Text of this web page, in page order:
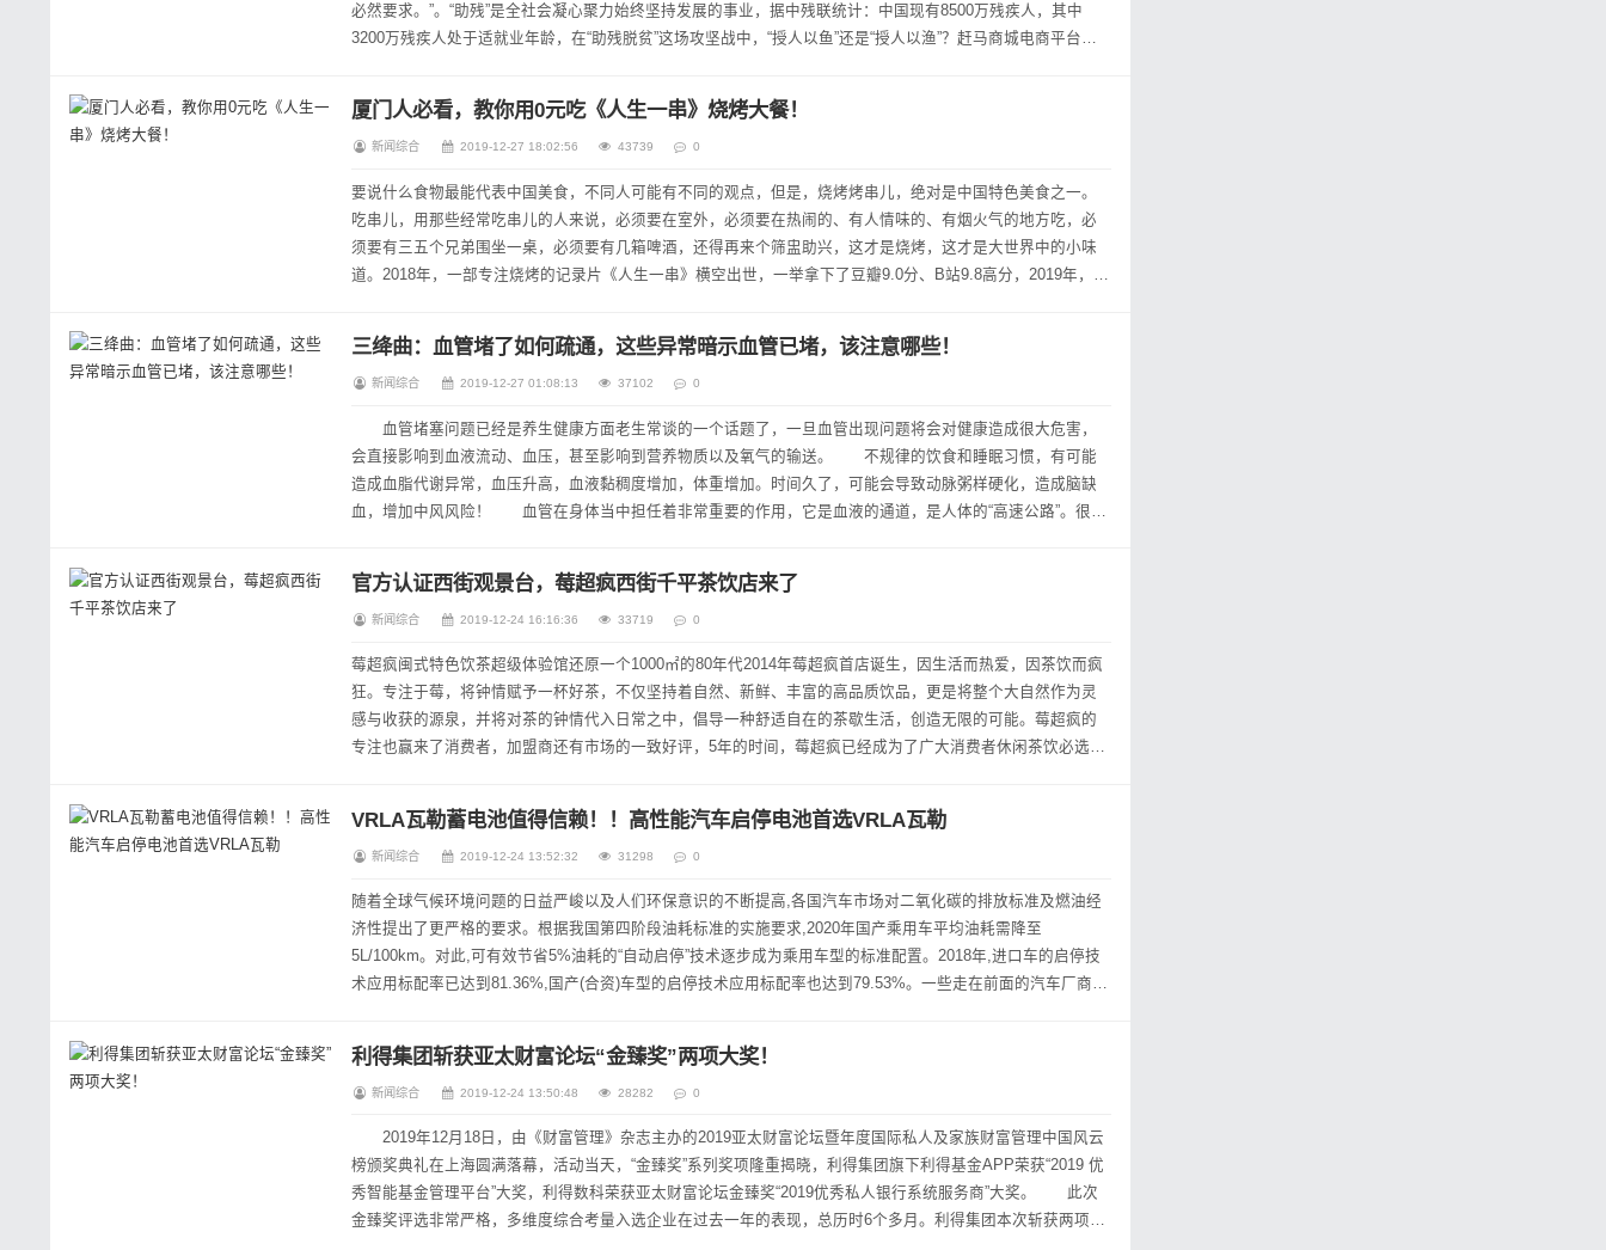
必然要求。”。“助残”是全社会凝心聚力始终坚持发展的事业，据中残联统计：中国现有8500万残疾人，其中
3200万残疾人处于适就业年龄，在“助残脱贫”这场攻坚战中，“授人以鱼”还是“授人以渔”？赶马商城电商平台通
厦门人必看，教你用0元吃《人生一串》烧烤大餐！
新闻综合 2019-12-27 18:02:56 43739 0
要说什么食物最能代表中国美食，不同人可能有不同的观点，但是，烧烤烤串儿，绝对是中国特色美食之一。
吃串儿，用那些经常吃串儿的人来说，必须要在室外，必须要在热闹的、有人情味的、有烟火气的地方吃，必
须要有三五个兄弟围坐一桌，必须要有几箱啤酒，还得再来个筛盅助兴，这才是烧烤，这才是大世界中的小味
道。2018年，一部专注烧烤的记录片《人生一串》横空出世，一举拿下了豆瓣9.0分、B站9.8高分，2019年，第
三绛曲：血管堵了如何疏通，这些异常暗示血管已堵，该注意哪些！
新闻综合 2019-12-27 01:08:13 37102 0
血管堵塞问题已经是养生健康方面老生常谈的一个话题了，一旦血管出现问题将会对健康造成很大危害，
会直接影响到血液流动、血压，甚至影响到营养物质以及氧气的输送。 不规律的饮食和睡眠习惯，有可能
造成血脂代谢异常，血压升高，血液黏稠度增加，体重增加。时间久了，可能会导致动脉粥样硬化，造成脑缺
血，增加中风风险！ 血管在身体当中担任着非常重要的作用，它是血液的通道，是人体的“高速公路”。很多
官方认证西街观景台，莓超疯西街千平茶饮店来了
新闻综合 2019-12-24 16:16:36 33719 0
莓超疯闽式特色饮茶超级体验馆还原一个1000㎡的80年代2014年莓超疯首店诞生，因生活而热爱，因茶饮而疯
狂。专注于莓，将钟情赋予一杯好茶，不仅坚持着自然、新鲜、丰富的高品质饮品，更是将整个大自然作为灵
感与收获的源泉，并将对茶的钟情代入日常之中，倡导一种舒适自在的茶歇生活，创造无限的可能。莓超疯的
专注也赢来了消费者，加盟商还有市场的一致好评，5年的时间，莓超疯已经成为了广大消费者休闲茶饮必选的
VRLA瓦勒蓄电池值得信赖！！高性能汽车启停电池首选VRLA瓦勒
新闻综合 2019-12-24 13:52:32 31298 0
随着全球气候环境问题的日益严峻以及人们环保意识的不断提高,各国汽车市场对二氧化碳的排放标准及燃油经
济性提出了更严格的要求。根据我国第四阶段油耗标准的实施要求,2020年国产乘用车平均油耗需降至
5L/100km。对此,可有效节省5%油耗的“自动启停”技术逐步成为乘用车型的标准配置。2018年,进口车的启停技
术应用标配率已达到81.36%,国产(合资)车型的启停技术应用标配率也达到79.53%。一些走在前面的汽车厂商,
利得集团斩获亚太财富论坛“金臻奖”两项大奖！
新闻综合 2019-12-24 13:50:48 28282 0
2019年12月18日，由《财富管理》杂志主办的2019亚太财富论坛暨年度国际私人及家族财富管理中国风云
榜颁奖典礼在上海圆满落幕，活动当天，“金臻奖”系列奖项隆重揭晓，利得集团旗下利得基金APP荣获“2019 优
秀智能基金管理平台”大奖，利得数科荣获亚太财富论坛金臻奖“2019优秀私人银行系统服务商”大奖。 此次
金臻奖评选非常严格，多维度综合考量入选企业在过去一年的表现，总历时6个多月。利得集团本次斩获两项大